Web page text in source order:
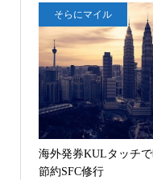
そらにマイル
海外発券KULタッチ
節約SFC修行